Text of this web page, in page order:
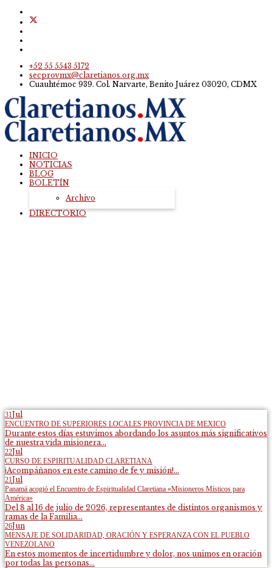
+52 55 5543 5172
secprovmx@claretianos.org.mx
Cuauhtémoc 939. Col. Narvarte, Benito Juárez 03020, CDMX
INICIO
NOTICIAS
BLOG
BOLETÍN
Archivo
DIRECTORIO
31Jul
ENCUENTRO DE SUPERIORES LOCALES PROVINCIA DE MEXICO
Durante estos días estuvimos abordando los asuntos más significativos
de nuestra vida misionera...
22Jul
CURSO DE ESPIRITUALIDAD CLARETIANA
¡Acompáñanos en este camino de fe y misión!...
21Jul
Panamá acogió el Encuentro de Espiritualidad Claretiana «Misioneros Místicos para
América»
Del 8 al 16 de julio de 2026, representantes de distintos organismos y
ramas de la Familia...
26Jun
MENSAJE DE SOLIDARIDAD, ORACIÓN Y ESPERANZA CON EL PUEBLO
VENEZOLANO
En estos momentos de incertidumbre y dolor, nos unimos en oración
por todas las personas...